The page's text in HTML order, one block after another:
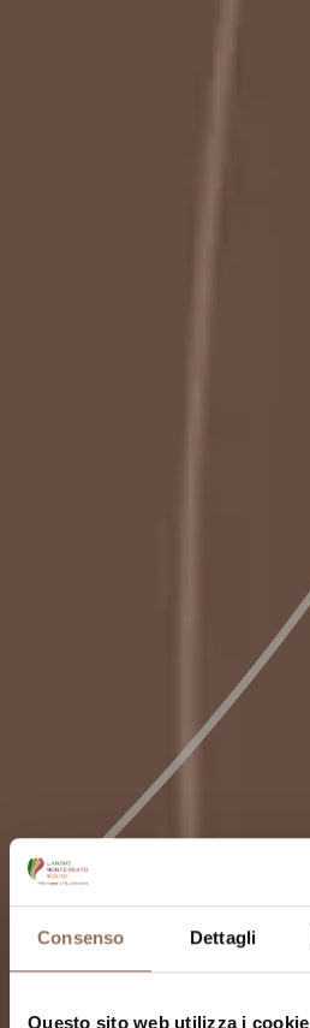
Consenso Dettagli
Questo sito web utilizza i cookie